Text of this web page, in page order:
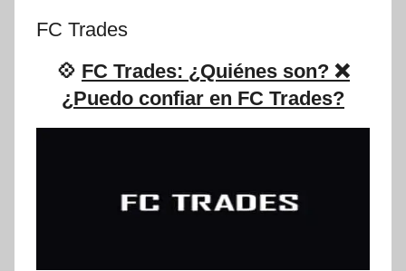
Estafado.com
FC Trades
💠 FC Trades: ¿Quiénes son? ❌
¿Puedo confiar en FC Trades?